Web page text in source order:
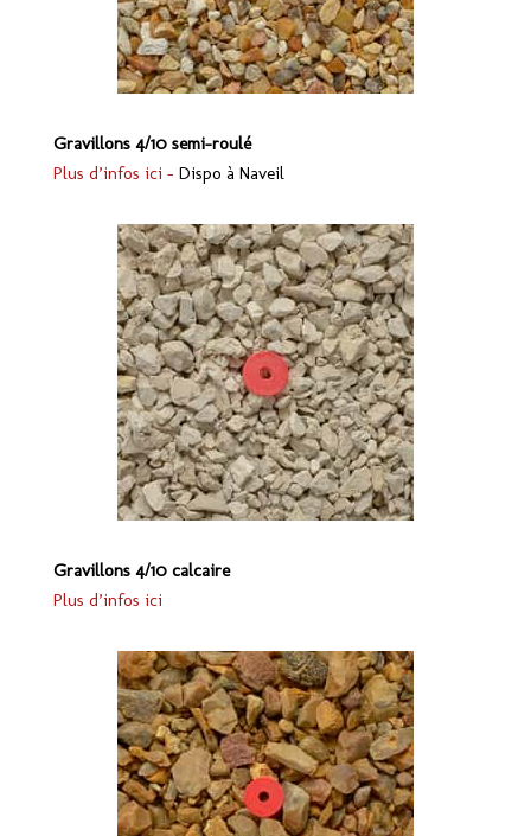
Gravillons 4/10 semi-roulé
Plus d’infos ici – Dispo à Naveil
Gravillons 4/10 calcaire
Plus d’infos ici